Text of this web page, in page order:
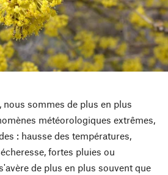
nous sommes de plus en plus
météorologiques extrêmes,
: hausse des températures,
fortes pluies ou
de plus en plus souvent que